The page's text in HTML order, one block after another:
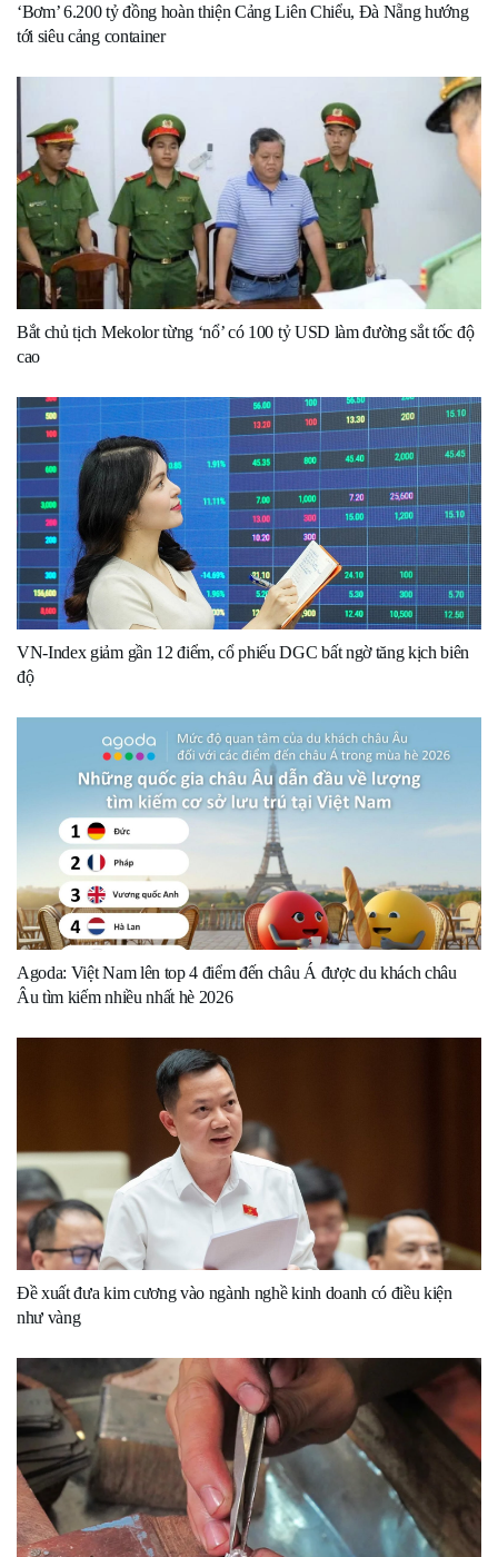
‘Bơm’ 6.200 tỷ đồng hoàn thiện Cảng Liên Chiểu, Đà Nẵng hướng
tới siêu cảng container
Bắt chủ tịch Mekolor từng ‘nổ’ có 100 tỷ USD làm đường sắt tốc độ
cao
VN-Index giảm gần 12 điểm, cổ phiếu DGC bất ngờ tăng kịch biên
độ
Agoda: Việt Nam lên top 4 điểm đến châu Á được du khách châu
Âu tìm kiếm nhiều nhất hè 2026
Đề xuất đưa kim cương vào ngành nghề kinh doanh có điều kiện
như vàng